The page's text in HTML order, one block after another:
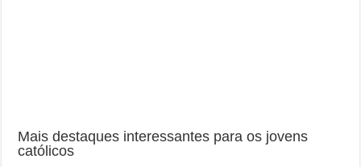
Mais destaques interessantes para os jovens
católicos